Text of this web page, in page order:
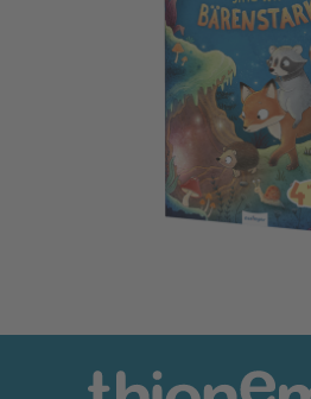
Gemeinsam sind wir bärenstark